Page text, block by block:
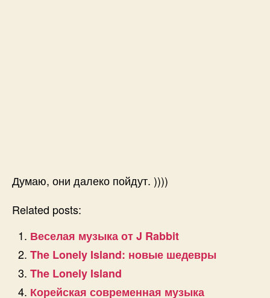
Думаю, они далеко пойдут. ))))
Related posts:
Веселая музыка от J Rabbit
The Lonely Island: новые шедевры
The Lonely Island
Корейская современная музыка